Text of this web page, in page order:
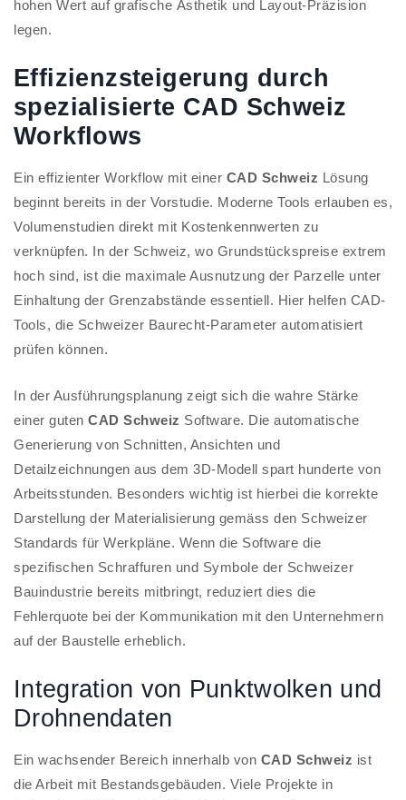
hohen Wert auf grafische Ästhetik und Layout-Präzision
legen.
Effizienzsteigerung durch
spezialisierte CAD Schweiz
Workflows
Ein effizienter Workflow mit einer CAD Schweiz Lösung
beginnt bereits in der Vorstudie. Moderne Tools erlauben es,
Volumenstudien direkt mit Kostenkennwerten zu
verknüpfen. In der Schweiz, wo Grundstückspreise extrem
hoch sind, ist die maximale Ausnutzung der Parzelle unter
Einhaltung der Grenzabstände essentiell. Hier helfen CAD-
Tools, die Schweizer Baurecht-Parameter automatisiert
prüfen können.
In der Ausführungsplanung zeigt sich die wahre Stärke
einer guten CAD Schweiz Software. Die automatische
Generierung von Schnitten, Ansichten und
Detailzeichnungen aus dem 3D-Modell spart hunderte von
Arbeitsstunden. Besonders wichtig ist hierbei die korrekte
Darstellung der Materialisierung gemäss den Schweizer
Standards für Werkpläne. Wenn die Software die
spezifischen Schraffuren und Symbole der Schweizer
Bauindustrie bereits mitbringt, reduziert dies die
Fehlerquote bei der Kommunikation mit den Unternehmern
auf der Baustelle erheblich.
Integration von Punktwolken und
Drohnendaten
Ein wachsender Bereich innerhalb von CAD Schweiz ist
die Arbeit mit Bestandsgebäuden. Viele Projekte in